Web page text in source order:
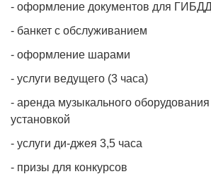
- оформление документов для
- банкет с обслуживанием
- оформление шарами
- услуги ведущего (3 часа)
- аренда музыкального оборудования
установкой
- услуги ди-джея 3,5 часа
- призы для конкурсов